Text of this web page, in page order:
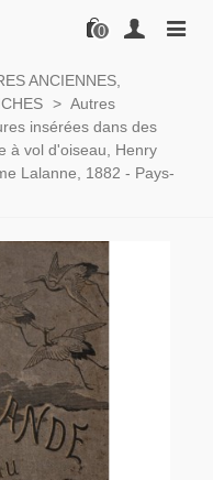
0
ANCIENNES,
> Autres
insérées dans des
à vol d'oiseau, Henry
Lalanne, 1882 - Pays-